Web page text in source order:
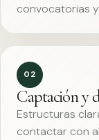
convocatorias
02
Captación y
Estructuras
contactar con